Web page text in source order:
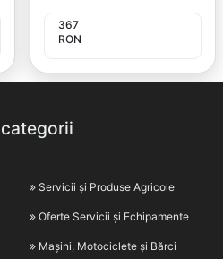
367
RON
Servicii și Produse Agricole
Oferte Servicii și Echipamente
Mașini, Motociclete și Bărci